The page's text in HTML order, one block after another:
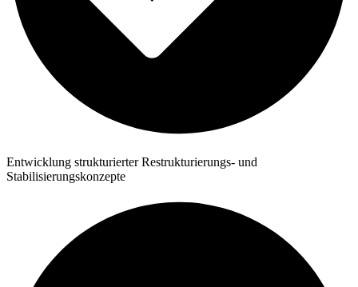
Entwicklung strukturierter Restrukturierungs- und
Stabilisierungskonzepte